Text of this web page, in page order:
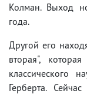
Колман. Выход
года.
Другой его
вторая",
классического
Герберта.